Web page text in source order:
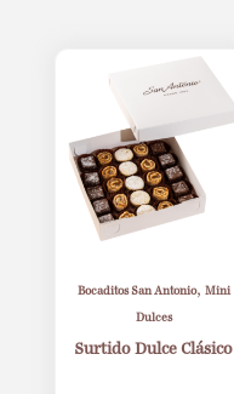
Bocaditos San Antonio, Mini
Dulces
Surtido Dulce Clásico